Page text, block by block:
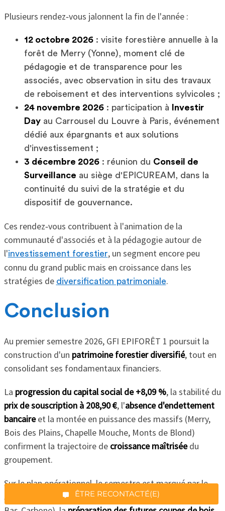
*Champs obligatoires
“Excellent”, 165 avis
ÊTRE RECONTACTÉ(E)
Plusieurs rendez‑vous jalonnent la fin de l'année :
12 octobre 2026: visite forestière annuelle à la
forêt de Merry (Yonne), moment clé de
pédagogie et de transparence pour les
associés, avec observation in situ des travaux
de reboisement et des interventions sylvicoles ;
24 novembre 2026: participation à
Investir
Dayau Carrousel du Louvre à Paris, événement
dédié aux épargnants et aux solutions
d'investissement ;
3 décembre 2026: réunion du Conseil de
Surveillance au siège d'EPICUREAM, dans la
continuité du suivi de la stratégie et du
dispositif de gouvernance.
Ces rendez‑vous contribuent à l'animation de la
communauté d'associés et à la pédagogie autour de
l'investissement forestier, un segment encore peu
connu du grand public mais en croissance dans les
stratégies de diversification patrimoniale.
Conclusion
Au premier semestre 2026, GFI EPIFORÊT 1 poursuit la
construction d'un patrimoine forestier diversifié, tout en
consolidant ses fondamentaux financiers.
La progression du capital social de +8,09 %, la stabilité du
prix de souscription à 208,90 €, l'absence d'endettement
bancaireet la montée en puissance des massifs (Merry,
Bois des Plains, Chapelle Mouche, Monts de Blond)
confirment la trajectoire de croissance maîtriséedu
groupement.
Sur le plan opérationnel, le semestre est marqué par le
suivi des reboisements(dont Merry, soutenu par le Label